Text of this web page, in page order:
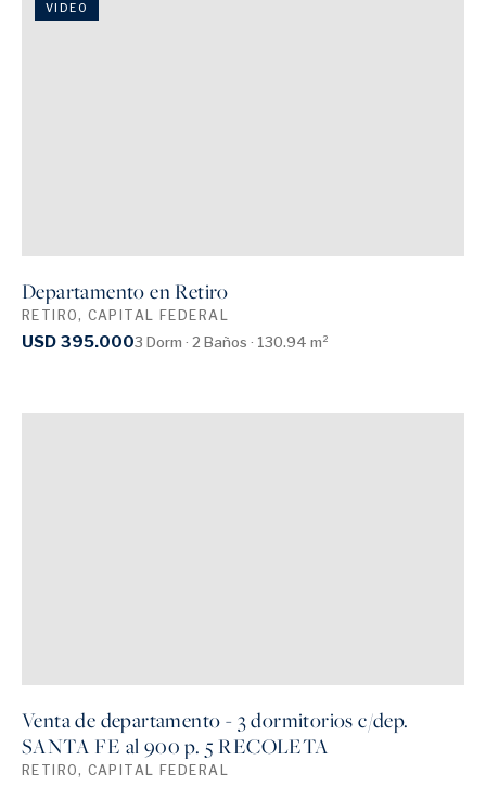
VIDEO
Departamento en Retiro
RETIRO, CAPITAL FEDERAL
USD 395.0003 Dorm · 2 Baños · 130.94 m²
Venta de departamento - 3 dormitorios c/dep.
SANTA FE al 900 p. 5 RECOLETA
RETIRO, CAPITAL FEDERAL